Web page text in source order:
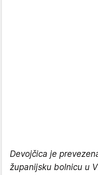
Devojčica je
županijsku bolnicu u